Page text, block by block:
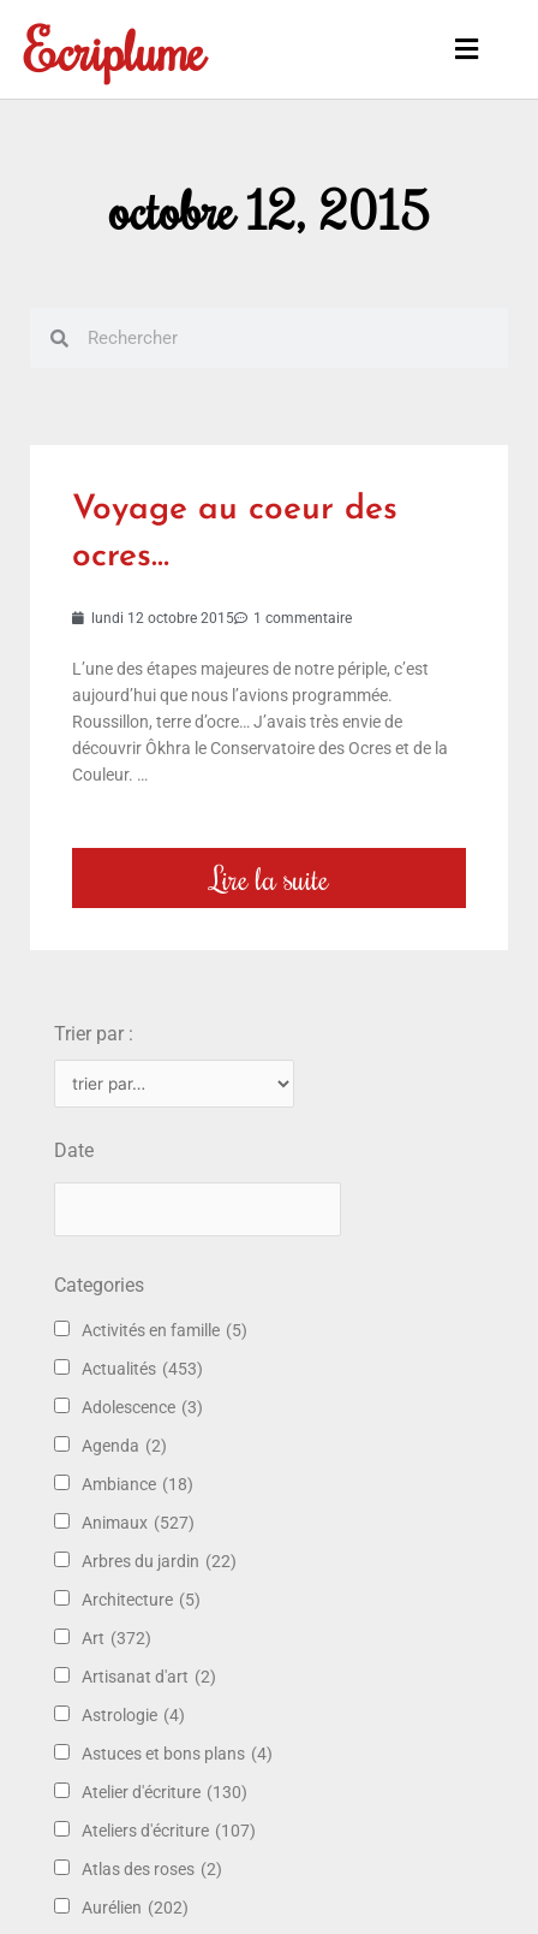
contenu
Ecriplume
Main
octobre 12, 2015
Voyage au coeur des
ocres…
lundi 12 octobre 2015 1 commentaire
L’une des étapes majeures de notre périple, c’est
aujourd’hui que nous l’avions programmée.
Roussillon, terre d’ocre… J’avais très envie de
découvrir Ôkhra le Conservatoire des Ocres et de la
Couleur. …
Lire la suite
Trier par :
Date
Categories
Activités en famille (5)
Actualités (453)
Adolescence (3)
Agenda (2)
Ambiance (18)
Animaux (527)
Arbres du jardin (22)
Architecture (5)
Art (372)
Artisanat d'art (2)
Astrologie (4)
Astuces et bons plans (4)
Atelier d'écriture (130)
Ateliers d'écriture (107)
Atlas des roses (2)
Aurélien (202)